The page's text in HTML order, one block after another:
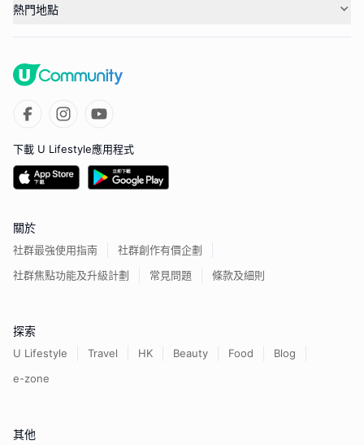
熱門地點
下載 U Lifestyle應用程式
關於
社群最強使用指南
社群創作有價企劃
社群焦點功能及升級計劃
常見問題 條款及細則
探索
U Lifestyle Travel HK Beauty Food
Blog
e-zone
其他